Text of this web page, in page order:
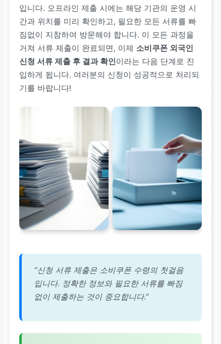
입니다. 오프라인 제출 시에는 해당 기관의 운영 시
간과 위치를 미리 확인하고, 필요한 모든 서류를 빠
짐없이 지참하여 방문해야 합니다. 이 모든 과정을
거쳐 서류 제출이 완료되면, 이제 소비쿠폰 외국인
신청 서류 제출 후 결과 확인이라는 다음 단계로 진
입하게 됩니다. 여러분의 신청이 성공적으로 처리되
기를 바랍니다!
“신청 서류 제출은 소비쿠폰 수령의 첫걸음
입니다. 정확한 정보와 필요한 서류를 빠짐
없이 제출하는 것이 중요합니다.”